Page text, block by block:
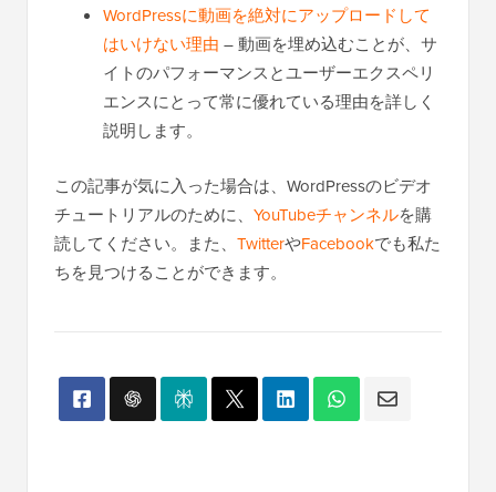
WordPressに動画を絶対にアップロードして
はいけない理由 – 動画を埋め込むことが、サ
イトのパフォーマンスとユーザーエクスペリ
エンスにとって常に優れている理由を詳しく
説明します。
この記事が気に入った場合は、WordPressのビデオ
チュートリアルのために、 YouTubeチャンネルを購
読してください。また、 TwitterやFacebookでも私た
ちを見つけることができます。